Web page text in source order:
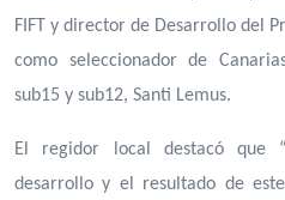
FIFT y director de Desarrollo del
como seleccionador de
sub15 y sub12, Santi Lemus.
El regidor local destacó que
desarrollo y el resultado de